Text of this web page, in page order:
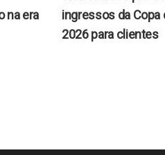
na era
ingressos da Copa
2026 para clientes